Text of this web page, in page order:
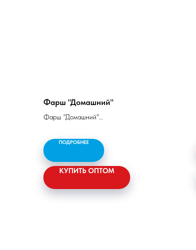
Фарш "Домашний"
Фарш "Домашний"
свинина п/жирное - 50%.
Белок - 16 гр, жир - 25 гр,
калорийность - 289 ккал/1210 кДж
ПОДРОБНЕЕ
КУПИТЬ ОПТОМ